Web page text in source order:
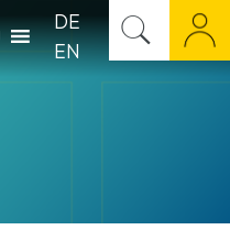
DE
EN